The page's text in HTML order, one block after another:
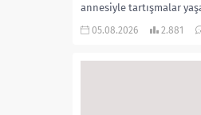
annesiyle tartışmalar
yaşındaki...
05.08.2026 2.881